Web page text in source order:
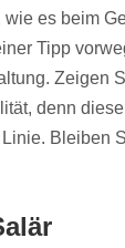
es beim
Tipp
Zeigen
denn
Bleiben